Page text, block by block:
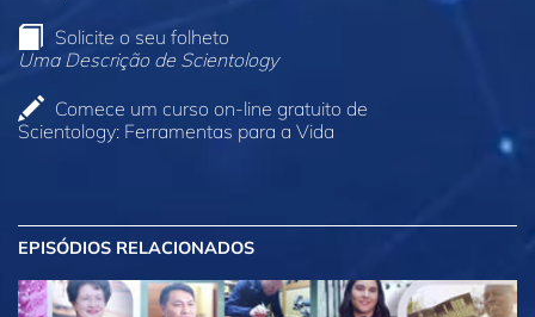
Solicite o seu folheto
Uma Descrição de Scientology
Comece um curso on‑line gratuito de
Scientology: Ferramentas para a Vida
EPISÓDIOS RELACIONADOS